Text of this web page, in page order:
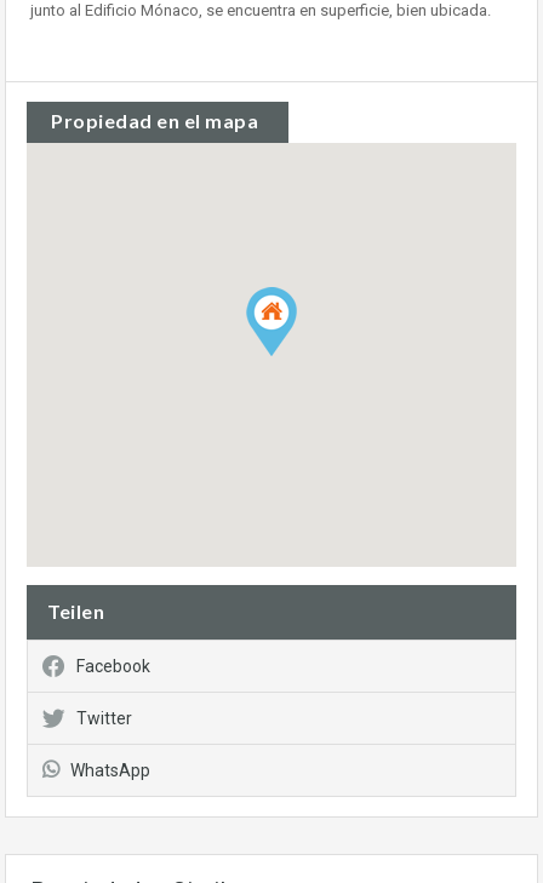
junto al Edificio Mónaco, se encuentra en superficie, bien ubicada.
Propiedad en el mapa
Teilen
Facebook
Twitter
WhatsApp